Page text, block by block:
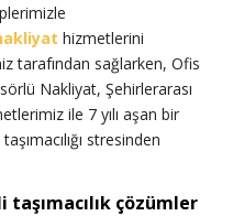
hizmetlerini
tarafından sağlarken, Ofis
Nakliyat, Şehirlerarası
ile 7 yılı aşan bir
stresinden
taşımacılık çözümler